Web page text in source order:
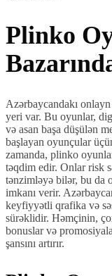
Plinko
Azərbaycandakı
yeri var. Bu oyunlar,
və asan başa düşülən
başlayan oyunçular
zamanda, plinko
təqdim edir. Onlar risk
tənzimləyə bilər, bu da
imkanı verir.
keyfiyyətli qrafika və
sürəklidir. Həmçinin,
bonuslar və
şansını artırır.